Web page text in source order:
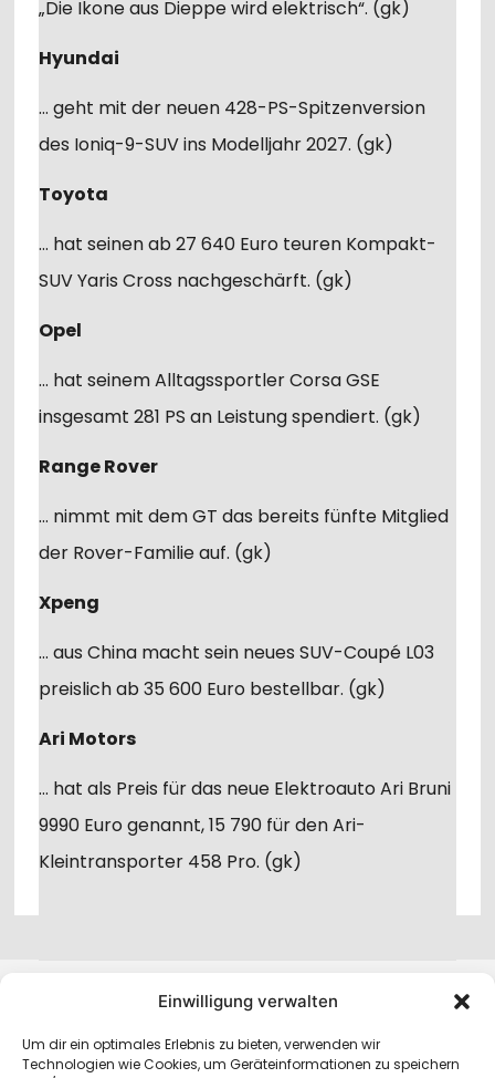
Einwilligung verwalten
Um dir ein optimales Erlebnis zu bieten, verwenden wir
Technologien wie Cookies, um Geräteinformationen zu speichern
„Die Ikone aus Dieppe wird elektrisch“. (gk)
Hyundai
… geht mit der neuen 428-PS-Spitzenversion
des Ioniq-9-SUV ins Modelljahr 2027. (gk)
Toyota
… hat seinen ab 27 640 Euro teuren Kompakt-
SUV Yaris Cross nachgeschärft. (gk)
Opel
… hat seinem Alltagssportler Corsa GSE
insgesamt 281 PS an Leistung spendiert. (gk)
Range Rover
… nimmt mit dem GT das bereits fünfte Mitglied
der Rover-Familie auf. (gk)
Xpeng
… aus China macht sein neues SUV-Coupé L03
preislich ab 35 600 Euro bestellbar. (gk)
Ari Motors
… hat als Preis für das neue Elektroauto Ari Bruni
9990 Euro genannt, 15 790 für den Ari-
Kleintransporter 458 Pro. (gk)
Home•Impressum•Datenschutzerklärung
Haftungsausschluss (Disclaimer)•Cookie-